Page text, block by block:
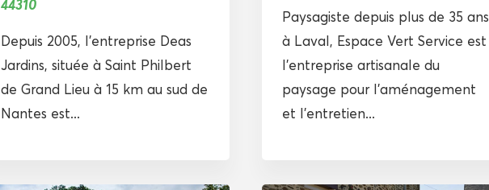
44310
Depuis 2005, l’entreprise Deas
Jardins, située à Saint Philbert
de Grand Lieu à 15 km au sud de
Nantes est...
Paysagiste depuis plus de 35 ans
à Laval, Espace Vert Service est
l’entreprise artisanale du
paysage pour l’aménagement
et l’entretien...